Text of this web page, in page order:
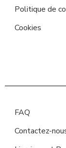
Politique de
Cookies
FAQ
Contactez-